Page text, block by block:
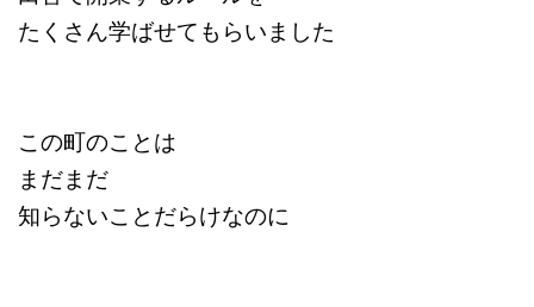
たくさん学ばせてもらいました
この町のことは
まだまだ
知らないことだらけなのに